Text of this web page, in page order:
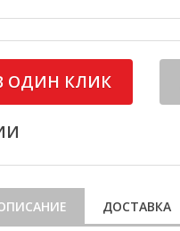
ОДИН КЛИК
ДОСТАВКА